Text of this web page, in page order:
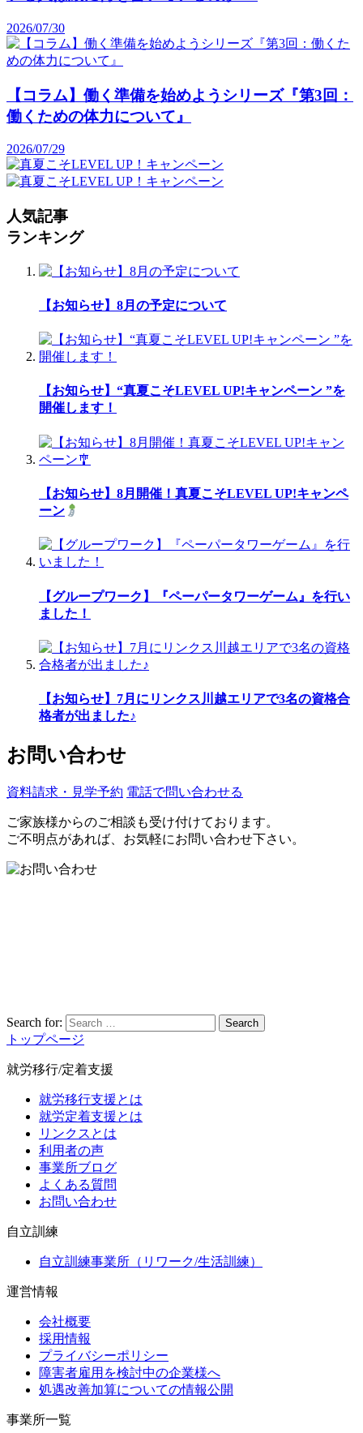
2026/07/30
【コラム】働く準備を始めようシリーズ『第3回：
働くための体力について』
2026/07/29
人気記事
ランキング
【お知らせ】8月の予定について
【お知らせ】“真夏こそLEVEL UP!キャンペーン ”を
開催します！
【お知らせ】8月開催！真夏こそLEVEL UP!キャンペ
ーン
【グループワーク】『ペーパータワーゲーム』を行い
ました！
【お知らせ】7月にリンクス川越エリアで3名の資格合
格者が出ました♪
お問い合わせ
資料請求・見学予約 電話で問い合わせる
ご家族様からのご相談も受け付けております。
ご不明点があれば、お気軽にお問い合わせ下さい。
Search for: Search
トップページ
就労移行/定着支援
就労移行支援とは
就労定着支援とは
リンクスとは
利用者の声
事業所ブログ
よくある質問
お問い合わせ
自立訓練
自立訓練事業所（リワーク/生活訓練）
運営情報
会社概要
採用情報
プライバシーポリシー
障害者雇用を検討中の企業様へ
処遇改善加算についての情報公開
事業所一覧